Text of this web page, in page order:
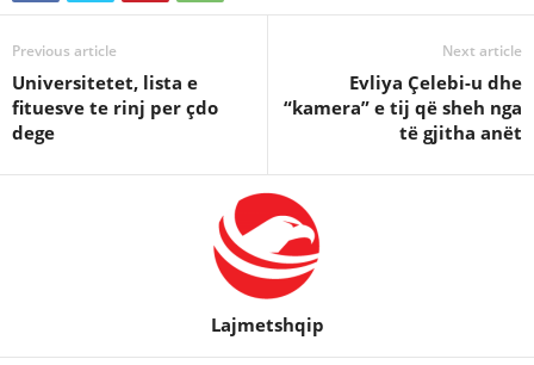
Previous article
Universitetet, lista e
fituesve te rinj per çdo
dege
Next article
Evliya Çelebi-u dhe
“kamera” e tij që sheh nga
të gjitha anët
Lajmetshqip